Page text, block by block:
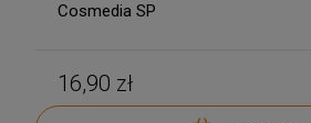
Cosmedia SP
16,90 zł